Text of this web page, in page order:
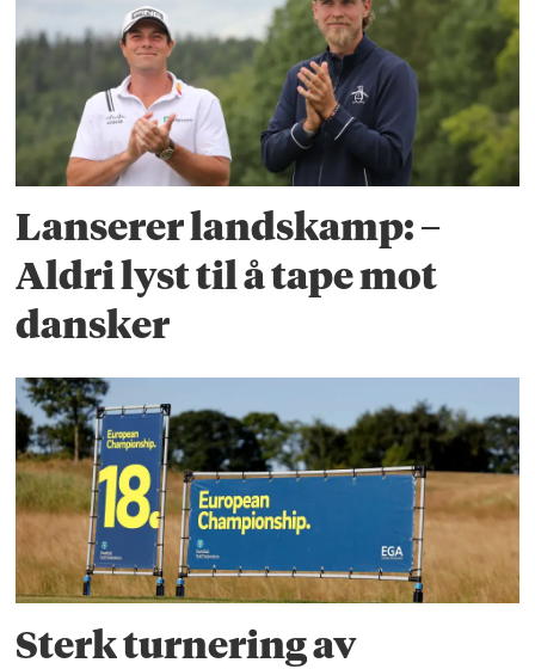
Lanserer landskamp: –
Aldri lyst til å tape mot
dansker
Sterk turnering av